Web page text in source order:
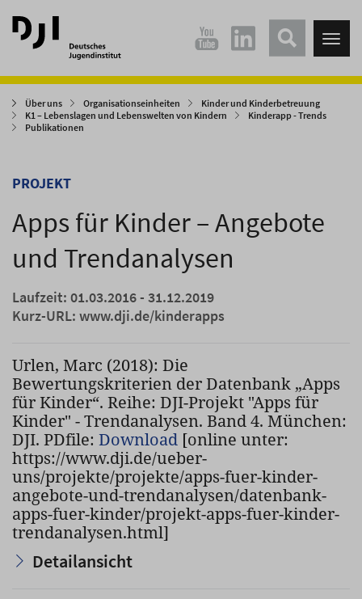
Direkt
zum
Hauptinhalt
Direkt
zum
Hauptmenü
Über uns Organisationseinheiten
Kinder und Kinderbetreuung
K1 – Lebenslagen und Lebenswelten von Kindern
Kinderapp - Trends
Publikationen
PROJEKT
Apps für Kinder – Angebote
und Trendanalysen
Laufzeit: 01.03.2016 - 31.12.2019
Kurz-URL: www.dji.de/kinderapps
Urlen, Marc (2018): Die
Bewertungskriterien der Datenbank „Apps
für Kinder“. Reihe: DJI-Projekt "Apps für
Kinder" - Trendanalysen. Band 4. München:
DJI. PDfile: Download [online unter:
https://www.dji.de/ueber-
uns/projekte/projekte/apps-fuer-kinder-
angebote-und-trendanalysen/datenbank-
apps-fuer-kinder/projekt-apps-fuer-kinder-
trendanalysen.html]
Detailansicht